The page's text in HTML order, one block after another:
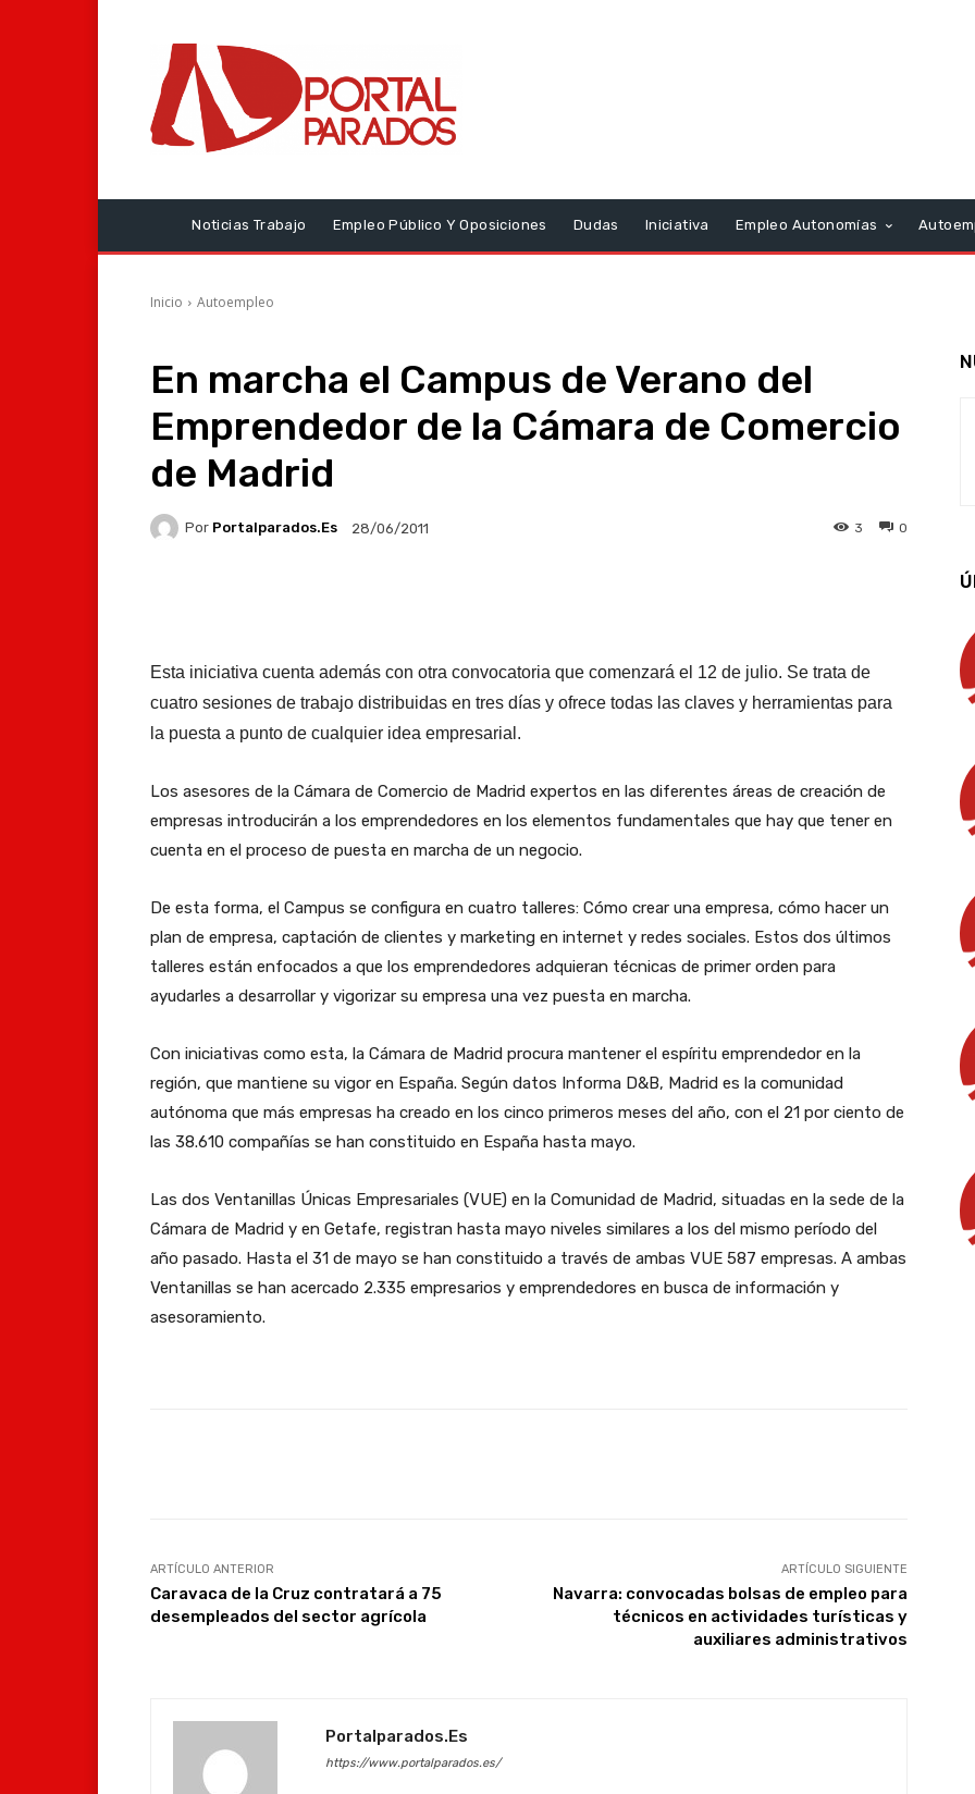
Noticias Trabajo Empleo Público Y Oposiciones Dudas Iniciativa Empleo Autonomías
Inicio Autoempleo
En marcha el Campus de Verano del
Emprendedor de la Cámara de Comercio
de Madrid
Por Portalparados.es 28/06/2011 0
3
Esta iniciativa cuenta además con otra convocatoria que comenzará el 12 de julio. Se trata de
cuatro sesiones de trabajo distribuidas en tres días y ofrece todas las claves y herramientas para
la puesta a punto de cualquier idea empresarial.
Los asesores de la Cámara de Comercio de Madrid expertos en las diferentes áreas de creación de
empresas introducirán a los emprendedores en los elementos fundamentales que hay que tener en
cuenta en el proceso de puesta en marcha de un negocio.
De esta forma, el Campus se configura en cuatro talleres: Cómo crear una empresa, cómo hacer un
plan de empresa, captación de clientes y marketing en internet y redes sociales. Estos dos últimos
talleres están enfocados a que los emprendedores adquieran técnicas de primer orden para
ayudarles a desarrollar y vigorizar su empresa una vez puesta en marcha.
Con iniciativas como esta, la Cámara de Madrid procura mantener el espíritu emprendedor en la
región, que mantiene su vigor en España. Según datos Informa D&B, Madrid es la comunidad
autónoma que más empresas ha creado en los cinco primeros meses del año, con el 21 por ciento de
las 38.610 compañías se han constituido en España hasta mayo.
Las dos Ventanillas Únicas Empresariales (VUE) en la Comunidad de Madrid, situadas en la sede de la
Cámara de Madrid y en Getafe, registran hasta mayo niveles similares a los del mismo período del
año pasado. Hasta el 31 de mayo se han constituido a través de ambas VUE 587 empresas. A ambas
Ventanillas se han acercado 2.335 empresarios y emprendedores en busca de información y
asesoramiento.
ARTÍCULO ANTERIOR
Caravaca de la Cruz contratará a 75
desempleados del sector agrícola
ARTÍCULO SIGUIENTE
Navarra: convocadas bolsas de empleo para
técnicos en actividades turísticas y
auxiliares administrativos
Portalparados.es
https://www.portalparados.es/